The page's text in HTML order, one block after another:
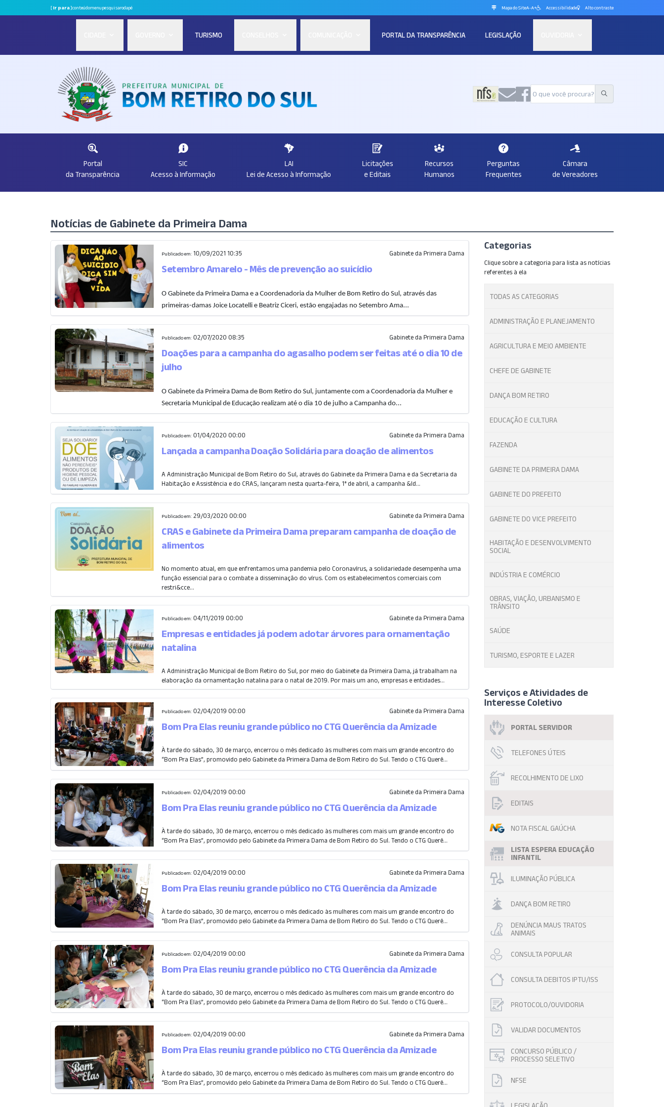
[Ir para]conteúdomenupesquisarodapé Mapa do SiteA-A+ Accessibilidade Alto contraste
TURISMO PORTAL DA TRANSPARÊNCIA LEGISLAÇÃO
Portal
da Transparência
SIC
Acesso à Informação
LAI
Lei de Acesso à Informação
Licitações
e Editais
Recursos
Humanos
Perguntas
Frequentes
Câmara
de Vereadores
Notícias de Gabinete da Primeira Dama
Publicado em: 10/09/2021 10:35 Gabinete da Primeira Dama
Setembro Amarelo - Mês de prevenção ao suicídio
O Gabinete da Primeira Dama e a Coordenadoria da Mulher de Bom Retiro do Sul, através das
primeiras-damas Joice Locatelli e Beatriz Ciceri, estão engajadas no Setembro Ama...
Publicado em: 02/07/2020 08:35 Gabinete da Primeira Dama
Doações para a campanha do agasalho podem ser feitas até o dia 10 de
julho
O Gabinete da Primeira Dama de Bom Retiro do Sul, juntamente com a Coordenadoria da Mulher e
Secretaria Municipal de Educação realizam até o dia 10 de julho a Campanha do...
Publicado em: 01/04/2020 00:00 Gabinete da Primeira Dama
Lançada a campanha Doação Solidária para doação de alimentos
A Administração Municipal de Bom Retiro do Sul, através do Gabinete da Primeira Dama e da Secretaria da
Habitação e Assistência e do CRAS, lançaram nesta quarta-feira, 1° de abril, a campanha &ld...
Publicado em: 29/03/2020 00:00 Gabinete da Primeira Dama
CRAS e Gabinete da Primeira Dama preparam campanha de doação de
alimentos
No momento atual, em que enfrentamos uma pandemia pelo Coronavírus, a solidariedade desempenha uma
função essencial para o combate a disseminação do vírus. Com os estabelecimentos comerciais com
restri&cce...
Publicado em: 04/11/2019 00:00 Gabinete da Primeira Dama
Empresas e entidades já podem adotar árvores para ornamentação
natalina
A Administração Municipal de Bom Retiro do Sul, por meio do Gabinete da Primeira Dama, já trabalham na
elaboração da ornamentação natalina para o natal de 2019. Por mais um ano, empresas e entidades...
Publicado em: 02/04/2019 00:00 Gabinete da Primeira Dama
Bom Pra Elas reuniu grande público no CTG Querência da Amizade
À tarde do sábado, 30 de março, encerrou o mês dedicado às mulheres com mais um grande encontro do
“Bom Pra Elas”, promovido pelo Gabinete da Primeira Dama de Bom Retiro do Sul. Tendo o CTG Querê...
Publicado em: 02/04/2019 00:00 Gabinete da Primeira Dama
Bom Pra Elas reuniu grande público no CTG Querência da Amizade
À tarde do sábado, 30 de março, encerrou o mês dedicado às mulheres com mais um grande encontro do
“Bom Pra Elas”, promovido pelo Gabinete da Primeira Dama de Bom Retiro do Sul. Tendo o CTG Querê...
Publicado em: 02/04/2019 00:00 Gabinete da Primeira Dama
Bom Pra Elas reuniu grande público no CTG Querência da Amizade
À tarde do sábado, 30 de março, encerrou o mês dedicado às mulheres com mais um grande encontro do
“Bom Pra Elas”, promovido pelo Gabinete da Primeira Dama de Bom Retiro do Sul. Tendo o CTG Querê...
Publicado em: 02/04/2019 00:00 Gabinete da Primeira Dama
Bom Pra Elas reuniu grande público no CTG Querência da Amizade
À tarde do sábado, 30 de março, encerrou o mês dedicado às mulheres com mais um grande encontro do
“Bom Pra Elas”, promovido pelo Gabinete da Primeira Dama de Bom Retiro do Sul. Tendo o CTG Querê...
Publicado em: 02/04/2019 00:00 Gabinete da Primeira Dama
Bom Pra Elas reuniu grande público no CTG Querência da Amizade
À tarde do sábado, 30 de março, encerrou o mês dedicado às mulheres com mais um grande encontro do
“Bom Pra Elas”, promovido pelo Gabinete da Primeira Dama de Bom Retiro do Sul. Tendo o CTG Querê...
Categorias
Clique sobre a categoria para lista as notícias
referentes à ela
TODAS AS CATEGORIAS
ADMINISTRAÇÃO E PLANEJAMENTO
AGRICULTURA E MEIO AMBIENTE
CHEFE DE GABINETE
DANÇA BOM RETIRO
EDUCAÇÃO E CULTURA
FAZENDA
GABINETE DA PRIMEIRA DAMA
GABINETE DO PREFEITO
GABINETE DO VICE PREFEITO
HABITAÇÃO E DESENVOLVIMENTO
SOCIAL
INDÚSTRIA E COMÉRCIO
OBRAS, VIAÇÃO, URBANISMO E
TRÂNSITO
SAÚDE
TURISMO, ESPORTE E LAZER
Serviços e Atividades de
Interesse Coletivo
PORTAL SERVIDOR
TELEFONES ÚTEIS
RECOLHIMENTO DE LIXO
EDITAIS
NOTA FISCAL GAÚCHA
LISTA ESPERA EDUCAÇÃO
INFANTIL
ILUMINAÇÃO PÚBLICA
DANÇA BOM RETIRO
DENÚNCIA MAUS TRATOS
ANIMAIS
CONSULTA POPULAR
CONSULTA DEBITOS IPTU/ISS
PROTOCOLO/OUVIDORIA
VALIDAR DOCUMENTOS
CONCURSO PÚBLICO /
PROCESSO SELETIVO
NFSE
LEGISLAÇÃO